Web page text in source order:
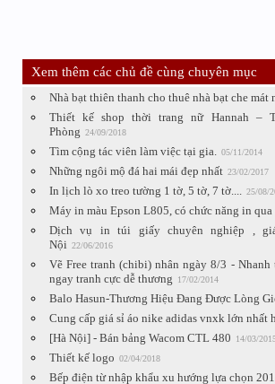
Xem thêm các chủ đề cùng chuyên mục
Nhà bạt thiên thanh cho thuê nhà bạt che mát
Thiết kế shop thời trang nữ Hannah –
Phòng 24/09/2018
Tìm cộng tác viên làm việc tại gia. 05/11/2014
Những ngôi mộ đá hai mái đẹp nhất 23/02/2017
In lịch lò xo treo tường 1 tờ, 5 tờ, 7 tờ.... 25/08/
Máy in màu Epson L805, có chức năng in
Dịch vụ in túi giấy chuyên nghiệp ,
Nội 22/06/2016
Vẽ Free tranh (chibi) nhân ngày 8/3 - Nhanh
ngay tranh cực dễ thương
17/02/2014
Balo Hasun-Thương Hiệu Đang Được Lòng
Cung cấp giá sỉ áo nike adidas vnxk lớn nhất
[Hà Nội] - Bán bảng Wacom CTL 480 14/03/
Thiết kế logo 02/04/2018
Bếp điện từ nhập khẩu xu hướng lựa chọn